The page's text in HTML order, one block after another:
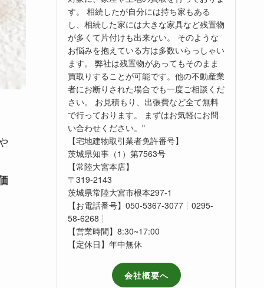
す。 相続したが自分には持ち家もある
し、相続した家には大きな家具など残置物
が多くて片付けも出来ない。 そのような
お悩みを抱えている方は多数いらっしゃい
ます。 弊社は残置物があってもそのまま
買取りすることが可能です。他の不動産業
者にお断りされた場合でも一度ご相談くだ
さい。 お見積もり、出張費など全て無料
で行っております。 まずはお気軽にお問
い合わせください。"
【宅地建物取引業者免許番号】
茨城県知事（1）第7563号
【常陸大宮本店】
〒319-2143
茨城県常陸大宮市根本297-1
【お電話番号】050-5367-3077┆0295-
58-6268┆
【営業時間】8:30~17:00
【定休日】年中無休
会社概要へ